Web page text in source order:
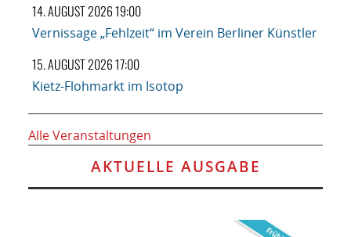
14. AUGUST 2026 19:00
Vernissage „Fehlzeit“ im Verein Berliner Künstler
15. AUGUST 2026 17:00
Kietz-Flohmarkt im Isotop
Alle Veranstaltungen
AKTUELLE AUSGABE